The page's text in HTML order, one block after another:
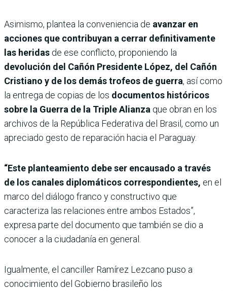
Asimismo, plantea la conveniencia de avanzar en
acciones que contribuyan a cerrar definitivamente
las heridas de ese conflicto, proponiendo la
devolución del Cañón Presidente López, del Cañón
Cristiano y de los demás trofeos de guerra, así como
la entrega de copias de los documentos históricos
sobre la Guerra de la Triple Alianza que obran en los
archivos de la República Federativa del Brasil, como un
apreciado gesto de reparación hacia el Paraguay.
“Este planteamiento debe ser encausado a través
de los canales diplomáticos correspondientes, en el
marco del diálogo franco y constructivo que
caracteriza las relaciones entre ambos Estados”,
expresa parte del documento que también se dio a
conocer a la ciudadanía en general.
Igualmente, el canciller Ramírez Lezcano puso a
conocimiento del Gobierno brasileño los